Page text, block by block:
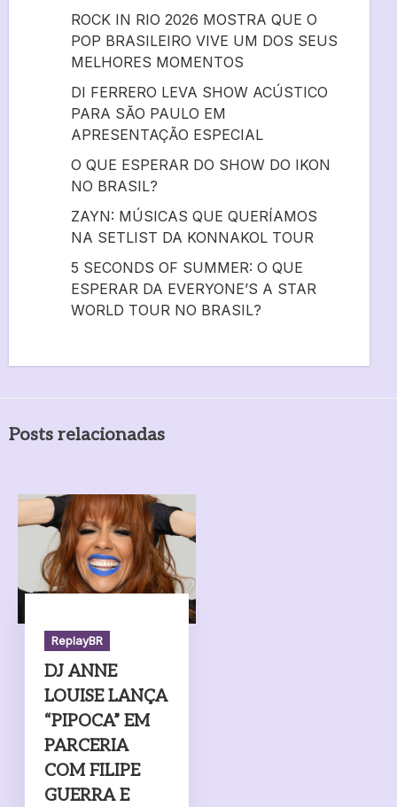
ROCK IN RIO 2026 MOSTRA QUE O
POP BRASILEIRO VIVE UM DOS SEUS
MELHORES MOMENTOS
DI FERRERO LEVA SHOW ACÚSTICO
PARA SÃO PAULO EM
APRESENTAÇÃO ESPECIAL
O QUE ESPERAR DO SHOW DO IKON
NO BRASIL?
ZAYN: MÚSICAS QUE QUERÍAMOS
NA SETLIST DA KONNAKOL TOUR
5 SECONDS OF SUMMER: O QUE
ESPERAR DA EVERYONE’S A STAR
WORLD TOUR NO BRASIL?
Posts relacionadas
ReplayBR
DJ ANNE
LOUISE LANÇA
“PIPOCA” EM
PARCERIA
COM FILIPE
GUERRA E